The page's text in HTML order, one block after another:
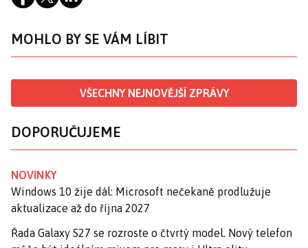
MOHLO BY SE VÁM LÍBIT
VŠECHNY NEJNOVĚJŠÍ ZPRÁVY
DOPORUČUJEME
NOVINKY
Windows 10 žije dál: Microsoft nečekaně prodlužuje
aktualizace až do října 2027
Řada Galaxy S27 se rozroste o čtvrtý model. Nový telefon